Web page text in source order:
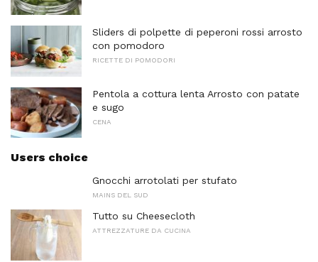
Sliders di polpette di peperoni rossi arrosto
con pomodoro
RICETTE DI POMODORI
Pentola a cottura lenta Arrosto con patate
e sugo
CENA
Users choice
Gnocchi arrotolati per stufato
MAINS DEL SUD
Tutto su Cheesecloth
ATTREZZATURE DA CUCINA